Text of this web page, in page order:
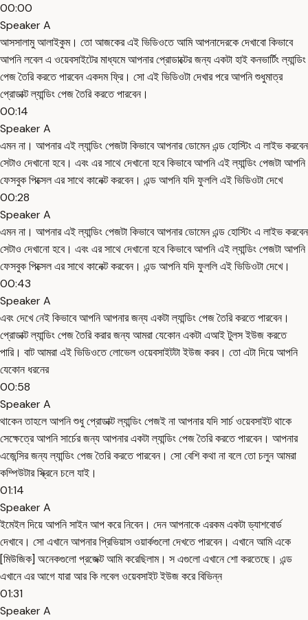
00:00
Speaker A
আসসালামু আলাইকুম। তো আজকের এই ভিডিওতে আমি আপনাদেরকে দেখাবো কিভাবে
আপনি লবেল এ ওয়েবসাইটের মাধ্যমে আপনার প্রোডাক্টের জন্য একটা হাই কনভার্টিং ল্যান্ডিং
পেজ তৈরি করতে পারবেন একদম ফ্রি। সো এই ভিডিওটা দেখার পরে আপনি শুধুমাত্র
প্রোডাক্ট ল্যান্ডিং পেজ তৈরি করতে পারবেন।
00:14
Speaker A
এমন না। আপনার এই ল্যান্ডিং পেজটা কিভাবে আপনার ডোমেন এন্ড হোস্টিং এ লাইভ করবেন
সেটাও দেখানো হবে। এবং এর সাথে দেখানো হবে কিভাবে আপনি এই ল্যান্ডিং পেজটা আপনি
ফেসবুক পিক্সেল এর সাথে কানেক্ট করবেন। এন্ড আপনি যদি ফুললি এই ভিডিওটা দেখে
00:28
Speaker A
এমন না। আপনার এই ল্যান্ডিং পেজটা কিভাবে আপনার ডোমেন এন্ড হোস্টিং এ লাইভ করবেন
সেটাও দেখানো হবে। এবং এর সাথে দেখানো হবে কিভাবে আপনি এই ল্যান্ডিং পেজটা আপনি
ফেসবুক পিক্সেল এর সাথে কানেক্ট করবেন। এন্ড আপনি যদি ফুললি এই ভিডিওটা দেখে।
00:43
Speaker A
এবং দেখে নেই কিভাবে আপনি আপনার জন্য একটা ল্যান্ডিং পেজ তৈরি করতে পারবেন।
প্রোডাক্ট ল্যান্ডিং পেজ তৈরি করার জন্য আমরা যেকোন একটা এআই টুলস ইউজ করতে
পারি। বাট আমরা এই ভিডিওতে লোভেল ওয়েবসাইটটা ইউজ করব। তো এটা দিয়ে আপনি
যেকোন ধরনের
00:58
Speaker A
থাকেন তাহলে আপনি শুধু প্রোডাক্ট ল্যান্ডিং পেজই না আপনার যদি সার্চ ওয়েবসাইট থাকে
সেক্ষেত্রে আপনি সার্চের জন্য আপনার একটা ল্যান্ডিং পেজ তৈরি করতে পারবেন। আপনার
এজেন্সির জন্য ল্যান্ডিং পেজ তৈরি করতে পারবেন। সো বেশি কথা না বলে তো চলুন আমরা
কম্পিউটার স্ক্রিনে চলে যাই।
01:14
Speaker A
ইমেইল দিয়ে আপনি সাইন আপ করে নিবেন। দেন আপনাকে এরকম একটা ড্যাশবোর্ড
দেখাবে। সো এখানে আপনার প্রিভিয়াস ওয়ার্কগুলো দেখতে পারবেন। এখানে আমি একে
[মিউজিক] অনেকগুলো প্রজেক্ট আমি করেছিলাম। স এগুলো এখানে শো করতেছে। এন্ড
এখানে এর আগে যারা আর কি লবেল ওয়েবসাইট ইউজ করে বিভিন্ন
01:31
Speaker A